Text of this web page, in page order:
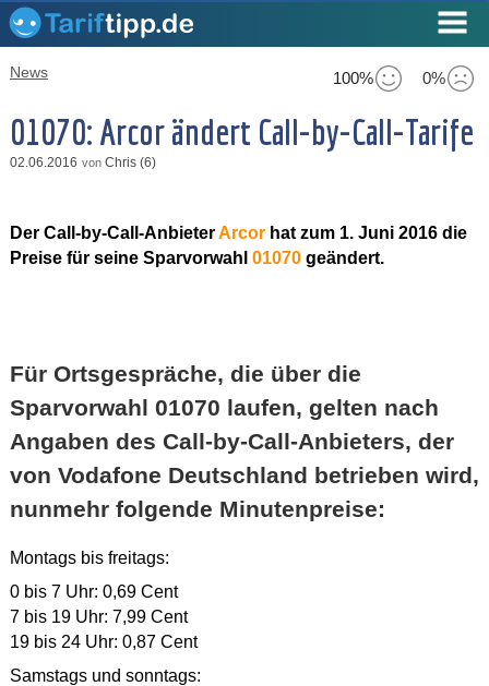
100% 0%
News
01070: Arcor ändert Call-by-Call-Tarife
02.06.2016 von Chris (6)
Der Call-by-Call-AnbieterArcorhat zum 1. Juni 2016 die
Preise für seine Sparvorwahl 01070geändert.
Für Ortsgespräche, die über die
Sparvorwahl 01070 laufen, gelten nach
Angaben des Call-by-Call-Anbieters, der
von Vodafone Deutschland betrieben wird,
nunmehr folgende Minutenpreise:
Montags bis freitags:
0 bis 7 Uhr: 0,69 Cent
7 bis 19 Uhr: 7,99 Cent
19 bis 24 Uhr: 0,87 Cent
Samstags und sonntags: